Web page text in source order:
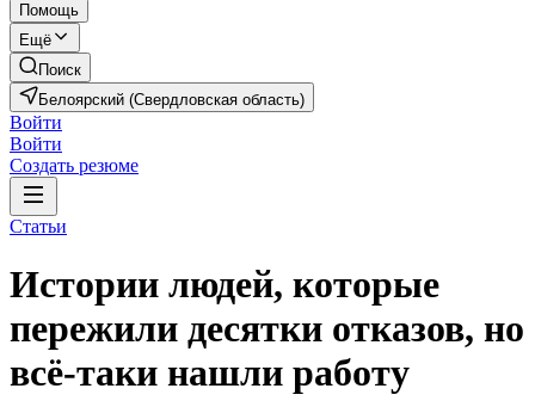
Помощь
Ещё
Поиск
Белоярский (Свердловская область)
Войти
Войти
Создать резюме
Статьи
Истории людей, которые
пережили десятки отказов, но
всё-таки нашли работу